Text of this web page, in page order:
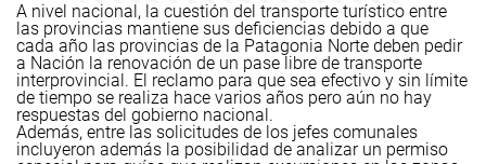
A nivel nacional, la cuestión del transporte turístico entre
las provincias mantiene sus deficiencias debido a que
cada año las provincias de la Patagonia Norte deben pedir
a Nación la renovación de un pase libre de transporte
interprovincial. El reclamo para que sea efectivo y sin límite
de tiempo se realiza hace varios años pero aún no hay
respuestas del gobierno nacional.
Además, entre las solicitudes de los jefes comunales
incluyeron además la posibilidad de analizar un permiso